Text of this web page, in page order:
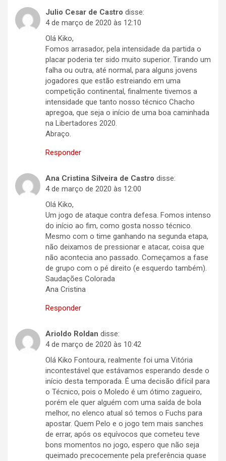
Julio Cesar de Castro disse:
4 de março de 2020 às 12:10
Olá Kiko,
Fomos arrasador, pela intensidade da partida o
placar poderia ter sido muito superior. Tirando um
falha ou outra, até normal, para alguns jovens
jogadores que estão estreiando em uma
competição continental, finalmente tivemos a
intensidade que tanto nosso técnico Chacho
apregoa, que seja o início de uma boa caminhada
na Libertadores 2020.
Abraço.
Responder
Ana Cristina Silveira de Castro disse:
4 de março de 2020 às 12:00
Olá Kiko,
Um jogo de ataque contra defesa. Fomos intenso
do início ao fim, como gosta nosso técnico.
Mesmo com o time ganhando na segunda etapa,
não deixamos de pressionar e atacar, coisa que
não acontecia ano passado. Começamos a fase
de grupo com o pé direito (e esquerdo também).
Saudações Colorada
Ana Cristina
Responder
Arioldo Roldan disse:
4 de março de 2020 às 10:42
Olá Kiko Fontoura, realmente foi uma Vitória
incontestável que estávamos esperando desde o
início desta temporada. É uma decisão difícil para
o Técnico, pois o Moledo é um ótimo zagueiro,
porém ele quer alguém com uma saída de bola
melhor, no elenco atual só temos o Fuchs para
apostar. Quem Pelo e o jogo tem mais sanches
de errar, após os equívocos que cometeu teve
bons momentos no jogo, espero que não seja
queimado precocemente pela preferência quase